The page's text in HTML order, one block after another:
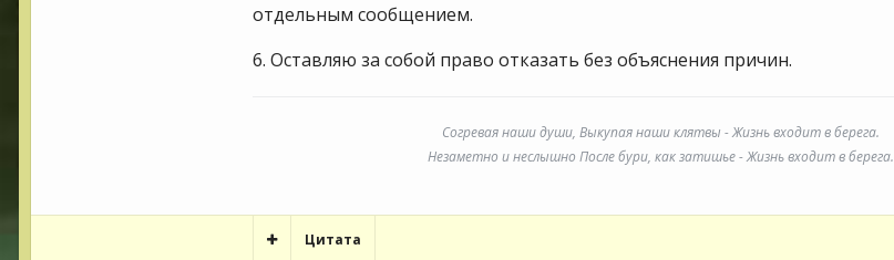
отдельным сообщением.
6. Оставляю за собой право отказать без объяснения причин.
Цитата
Согревая наши души, Выкупая наши клятвы - Жизнь входит в берега.
Незаметно и неслышно После бури, как затишье - Жизнь входит в берега.